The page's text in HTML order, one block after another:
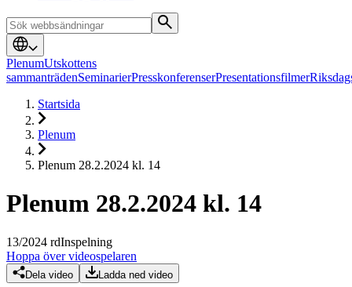
PlenumUtskottens
sammanträdenSeminarierPresskonferenserPresentationsfilmer
Startsida
Plenum
Plenum 28.2.2024 kl. 14
Plenum 28.2.2024 kl. 14
13/2024 rdInspelning
Hoppa över videospelaren
Dela video Ladda ned video